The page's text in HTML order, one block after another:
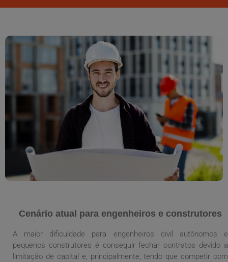
Cenário atual para engenheiros e construtores
A maior dificuldade para engenheiros civil autônomos e
pequenos construtores é conseguir fechar contratos devido a
limitação de capital e, principalmente, tendo que competir com